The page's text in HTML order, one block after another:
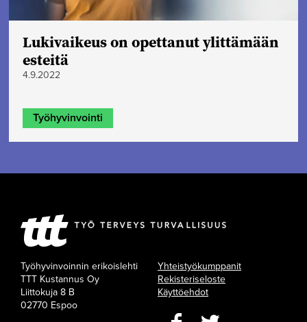
Lukivaikeus on opettanut ylittämään
esteitä
4.9.2022
Työhyvinvointi
Työhyvinvoinnin erikoislehti
TTT Kustannus Oy
Liittokuja 8 B
02770 Espoo
Yhteistyökumppanit
Rekisteriseloste
Käyttöehdot